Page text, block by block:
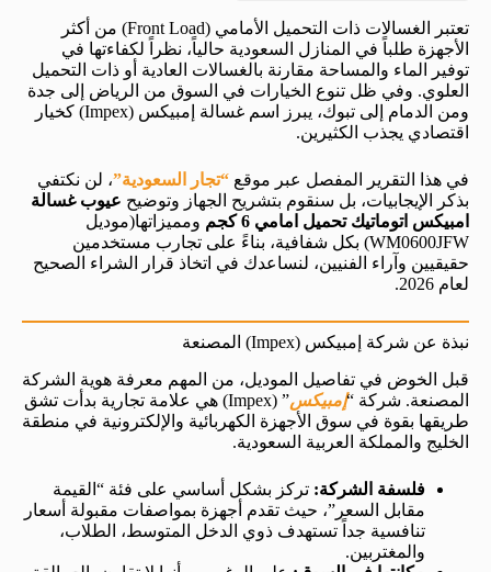
تعتبر الغسالات ذات التحميل الأمامي (Front Load) من أكثر
الأجهزة طلباً في المنازل السعودية حالياً، نظراً لكفاءتها في
توفير الماء والمساحة مقارنة بالغسالات العادية أو ذات التحميل
العلوي. وفي ظل تنوع الخيارات في السوق من الرياض إلى جدة
ومن الدمام إلى تبوك، يبرز اسم غسالة إمبيكس (Impex) كخيار
اقتصادي يجذب الكثيرين.
في هذا التقرير المفصل عبر موقع “تجار السعودية”، لن نكتفي
بذكر الإيجابيات، بل سنقوم بتشريح الجهاز وتوضيح عيوب غسالة
امبيكس اتوماتيك تحميل امامي 6 كجم
ومميزاتها(موديل
WM0600JFW) بكل شفافية، بناءً على تجارب مستخدمين
حقيقيين وآراء الفنيين، لنساعدك في اتخاذ قرار الشراء الصحيح
لعام 2026.
نبذة عن شركة إمبيكس (Impex) المصنعة
قبل الخوض في تفاصيل الموديل، من المهم معرفة هوية الشركة
المصنعة. شركة “إمبيكس
” (Impex) هي علامة تجارية بدأت تشق
طريقها بقوة في سوق الأجهزة الكهربائية والإلكترونية في منطقة
الخليج والمملكة العربية السعودية.
فلسفة الشركة: تركز بشكل أساسي على فئة “القيمة
مقابل السعر”، حيث تقدم أجهزة بمواصفات مقبولة أسعار
تنافسية جداً تستهدف ذوي الدخل المتوسط، الطلاب،
والمغتربين.